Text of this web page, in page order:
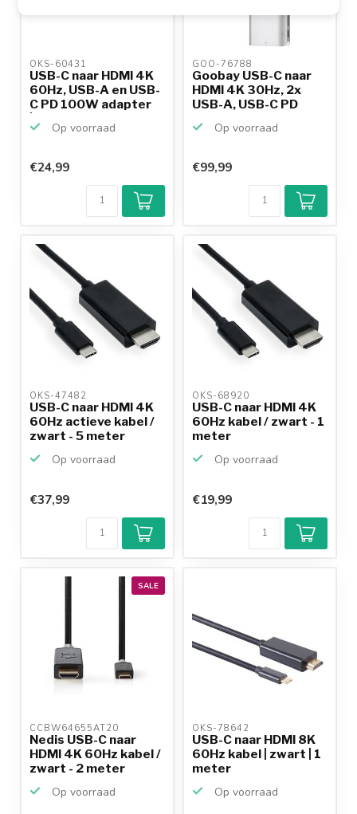
OKS-60431
USB-C naar HDMI 4K
60Hz, USB-A en USB-
C PD 100W adapter
|...
Op voorraad
€24,99
GOO-76788
Goobay USB-C naar
HDMI 4K 30Hz, 2x
USB-A, USB-C PD
Op voorraad
€99,99
OKS-47482
USB-C naar HDMI 4K
60Hz actieve kabel /
zwart - 5 meter
Op voorraad
€37,99
OKS-68920
USB-C naar HDMI 4K
60Hz kabel / zwart - 1
meter
Op voorraad
€19,99
SALE
CCBW64655AT20
Nedis USB-C naar
HDMI 4K 60Hz kabel /
zwart - 2 meter
Op voorraad
OKS-78642
USB-C naar HDMI 8K
60Hz kabel | zwart | 1
meter
Op voorraad